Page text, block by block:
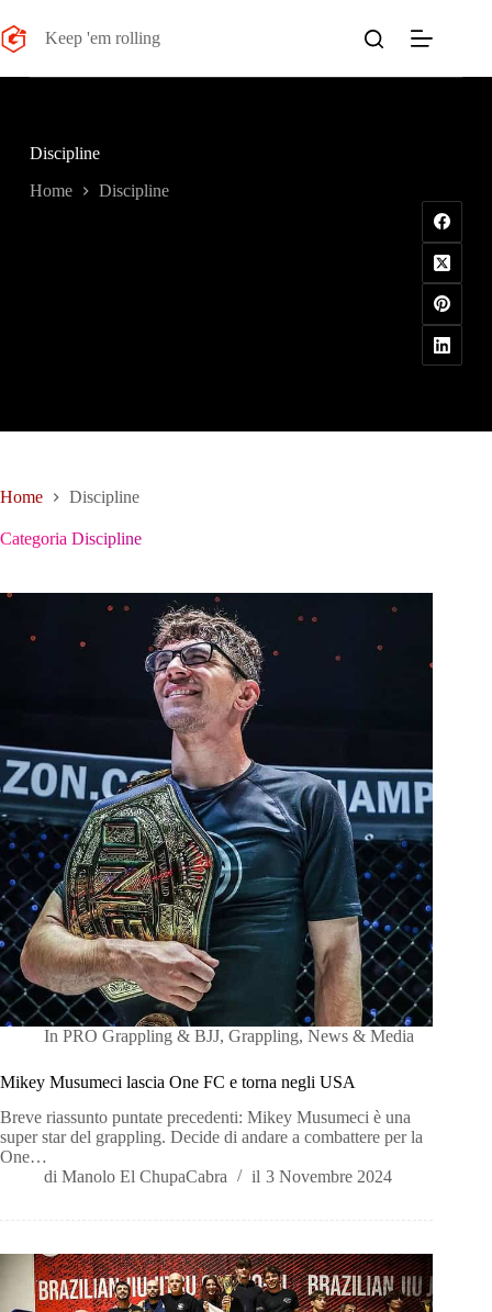
al
contenuto
Keep 'em rolling
Discipline
Home Discipline
Home Discipline
Categoria Discipline
In PRO Grappling & BJJ,Grappling,News & Media
Mikey Musumeci lascia One FC e torna negli USA
Breve riassunto puntate precedenti: Mikey Musumeci è una
super star del grappling. Decide di andare a combattere per la
One…
di Manolo El ChupaCabra il 3 Novembre 2024